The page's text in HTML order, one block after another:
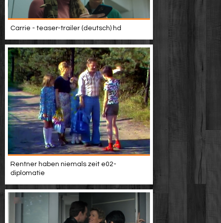
Carrie - teaser-trailer (deutsch) hd
Rentner haben niemals zeit e02-
diplomatie